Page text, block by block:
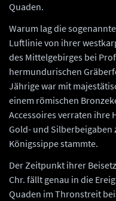
Quaden.
Warum lag die
Luftlinie von ihrer
des Mittelgebirges bei
hermundurischen
Jährige war mit
einem römischen
Accessoires verraten ihre
Gold- und Silberbeigaben
Königssippe stammte.
Der Zeitpunkt ihrer
Chr. fällt genau in die
Quaden im Thronstreit